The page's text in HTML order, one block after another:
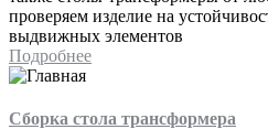
проверяем изделие на
выдвижных элементов
Подробнее
Сборка стола трансформера